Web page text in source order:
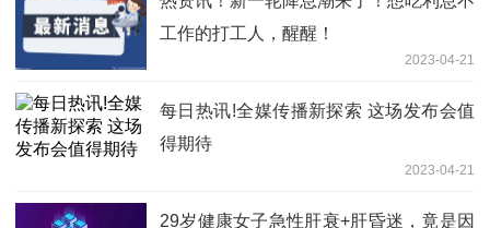
工作的打工人，醒醒！
2023-04-21
每日热讯!全媒传播新探索 这场发布会值
得期待
2023-04-21
29岁健康女子急性肝衰+肝昏迷，竟是因